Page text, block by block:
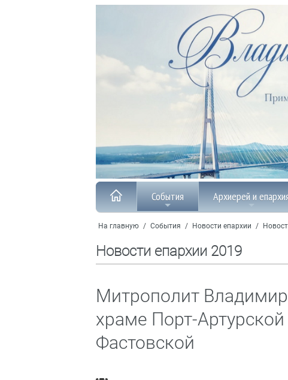
События Архиерей и
На главную / События / Новости епархии /
Новости епархии 2019
Митрополит
храме Порт-
Фастовской